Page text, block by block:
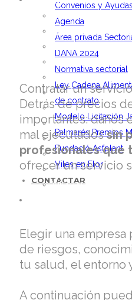
Convenios y Ayudas
Agenda
Área privada
DANA 2024
Normativa sectorial
Ley Cadena
de contrato
Modelo Licitación
Palmarés Premios
Fundació Asfplant
Viles en Flor
CONTACTAR
Vídeos
DANA 2024
Normativa sectorial
Ley Cadena
Modelo Licitación
Palmarés Premios
Fundació Asfplant
Viles en Flor
Contratar un
Detrás de precios
importantes: daños
mal ejecutadossin
profesionales que
ofrecer un servicio
Elegir una
de riesgos,
tu salud, el entorno
A continuación